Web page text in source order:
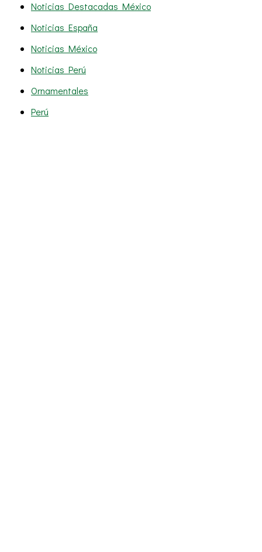
Noticias Destacadas México
Noticias España
Noticias México
Noticias Perú
Ornamentales
Perú